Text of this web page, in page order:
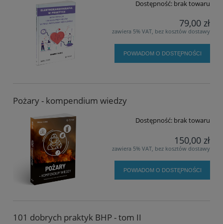
Dostępność: brak towaru
79,00 zł
zawiera 5% VAT, bez kosztów dostawy
POWIADOM O DOSTĘPNOŚCI
Pożary - kompendium wiedzy
Dostępność: brak towaru
150,00 zł
zawiera 5% VAT, bez kosztów dostawy
POWIADOM O DOSTĘPNOŚCI
101 dobrych praktyk BHP - tom II